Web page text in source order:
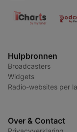
Hulpbronnen
Broadcasters
Widgets
Radio-websites per
Over & Contact